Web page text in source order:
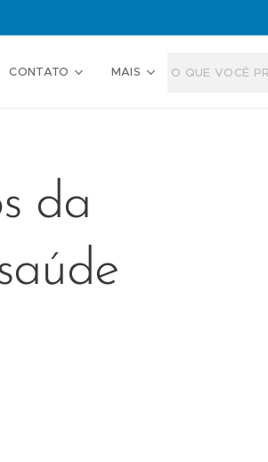
CONTATO MAIS
da